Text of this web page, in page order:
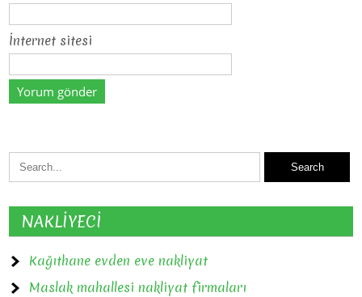
İnternet sitesi
NAKLİYECİ
Kağıthane evden eve nakliyat
Maslak mahallesi nakliyat firmaları